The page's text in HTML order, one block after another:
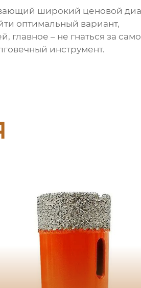
широкий ценовой
оптимальный вариант,
главное – не гнаться за
инструмент.